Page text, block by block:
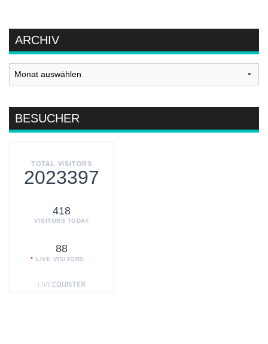
ARCHIV
Archiv
BESUCHER
TOTAL VISITORS
2023397
418
VISITORS TODAY
88
LIVE VISITORS